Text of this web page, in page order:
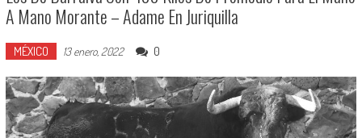
A Mano Morante – Adame En Juriquilla
MÉXICO 13 enero, 2022 0